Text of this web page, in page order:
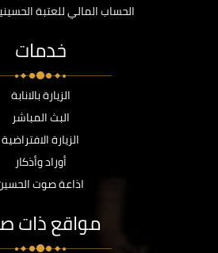
الحساب المالي للعتبة
خدمات
الزيارة بالانابة
البث المباشر
الزيارة الافتراضية
أوراد وأذكار
اذاعة صوت
مواقع ذات